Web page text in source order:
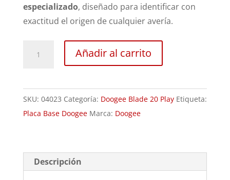
especializado, diseñado para identificar con
exactitud el origen de cualquier avería.
20
Play
cantidad
Añadir al carrito
SKU: 04023 Categoría: Doogee Blade 20 Play Etiqueta:
Placa Base Doogee Marca: Doogee
Descripción